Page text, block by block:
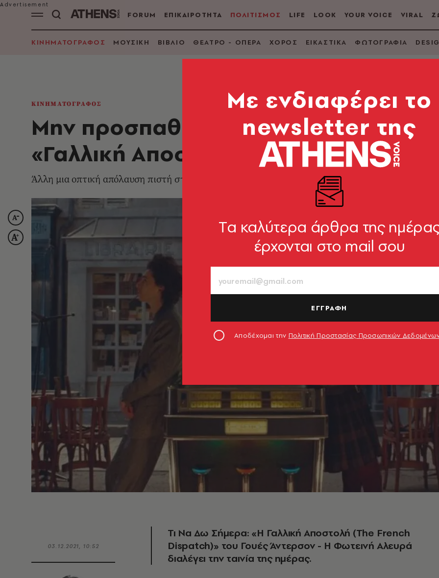
FORUM ΕΠΙΚΑΙΡΟΤΗΤΑ ΠΟΛΙΤΙΣΜΟΣ LIFE LOOK YOUR VOICE VIRAL
ΚΙΝΗΜΑΤΟΓΡΑΦΟΣ ΜΟΥΣΙΚΗ ΒΙΒΛΙΟ ΘΕΑΤΡΟ - ΟΠΕΡΑ ΧΟΡΟΣ ΕΙΚΑΣΤΙΚΑ ΦΩΤΟΓΡΑΦΙΑ
ΚΙΝΗΜΑΤΟΓΡΑΦΟΣ
Μην προσπαθήσεις να εξηγήσεις τη
«Γαλλική Αποστολή», απόλαυσέ την
Άλλη μια οπτική απόλαυση πιστή στο αναγνωρίσιμο στιλ του Γουές Άντερσον
03.12.2021, 10:52
Τι Να Δω Σήμερα: «Η Γαλλική Αποστολή (The French
Dispatch)» του Γουές Άντερσον - Η Φωτεινή Αλευρά
διαλέγει την ταινία της ημέρας.
Mε ενδιαφέρει το
newsletter της
Tα καλύτερα άρθρα της
έρχονται στο mail σου
ΕΓΓΡΑΦΗ
Αποδέχομαι την Πολιτική Προστασίας Προσωπικών